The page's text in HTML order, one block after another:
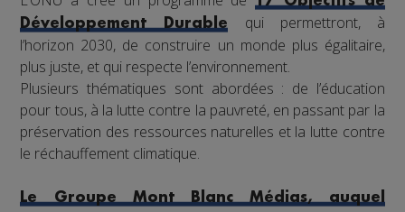
Développement Durable
qui permettront, à
l’horizon 2030, de construire un monde plus égalitaire,
plus juste, et qui respecte l’environnement.
Plusieurs thématiques sont abordées : de l’éducation
pour tous, à la lutte contre la pauvreté, en passant par la
préservation des ressources naturelles et la lutte contre
le réchauffement climatique.
Le Groupe Mont Blanc Médias, auquel